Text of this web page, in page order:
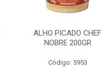
ALHO PICADO CHEF
NOBRE 200GR
Código: 5953